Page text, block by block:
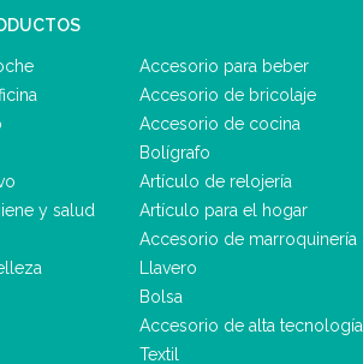
y salud
Accesorio para beber
Accesorio de bricolaje
Accesorio de cocina
Bolígrafo
Artículo de relojería
Artículo para el hogar
Accesorio de marroquinería
Llavero
Bolsa
Accesorio de alta tecnología
Textil